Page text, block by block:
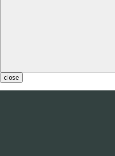
close
Costi